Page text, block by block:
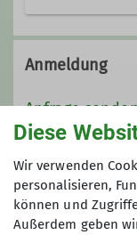
09955
Anmeldung
Anfrage
Maximale
6
Diese
Wir verwenden
personalisieren,
können und
Außerdem geben